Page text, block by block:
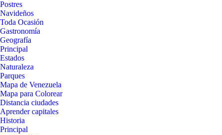
Postres
Navideños
Toda Ocasión
Gastronomía
Geografía
Principal
Estados
Naturaleza
Parques
Mapa de Venezuela
Mapa para Colorear
Distancia ciudades
Aprender capitales
Historia
Principal